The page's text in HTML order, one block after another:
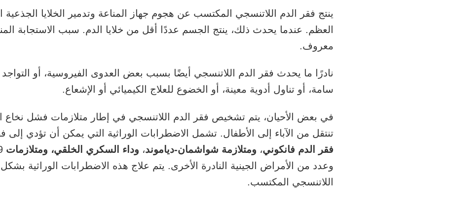
ينتج فقر الدم اللاتنسجي المكتسب عن هجوم جهاز المناعة وتدمير الخلايا الجذعية
العظم. عندما يحدث ذلك، ينتج الجسم عددًا أقل من خلايا الدم. سبب الاستجابة
معروف.
نادرًا ما يحدث فقر الدم اللاتنسجي أيضًا بسبب بعض العدوى الفيروسية، أو التواجد
سامة، أو تناول أدوية معينة، أو الخضوع للعلاج الكيميائي أو الإشعاع.
في بعض الأحيان، يتم تشخيص فقر الدم اللاتنسجي في إطار متلازمات فشل نخاع
تنتقل من الآباء إلى الأطفال. تشمل الاضطرابات الوراثية التي يمكن أن تؤدي إلى
فقر الدم فانكوني، ومتلازمة شواشمان-دياموند، وداء السكري الخلقي، ومتلازمات
وعدد من الأمراض الجينية النادرة الأخرى. يتم علاج هذه الاضطرابات الوراثية
اللاتنسجي المكتسب.